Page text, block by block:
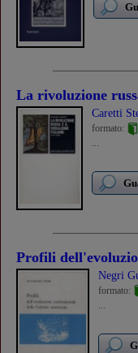
La rivoluzione
Caretti
formato:
...
Profili
Negri
formato:
...